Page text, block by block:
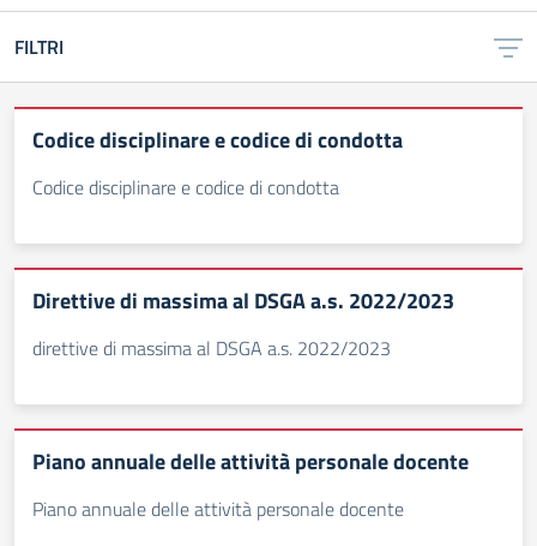
FILTRI
Codice disciplinare e codice di condotta
Codice disciplinare e codice di condotta
Direttive di massima al DSGA a.s. 2022/2023
direttive di massima al DSGA a.s. 2022/2023
Piano annuale delle attività personale docente
Piano annuale delle attività personale docente